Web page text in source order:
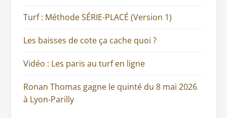
Turf : Méthode SÉRIE-PLACÉ (Version 1)
Les baisses de cote ça cache quoi ?
Vidéo : Les paris au turf en ligne
Ronan Thomas gagne le quinté du 8 mai 2026
à Lyon-Parilly